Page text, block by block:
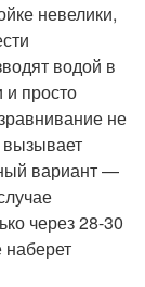
невелики,
водой в
и просто
не
вызывает
вариант —
через 28-30
наберет